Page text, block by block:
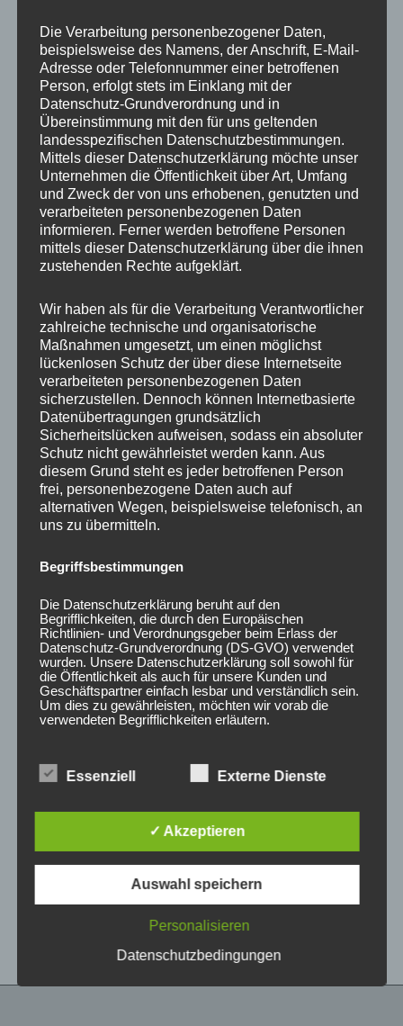
Lochzahl
Mittellochbohrung 74,1 mm
Nabenbohrung 74.1
PCD 114.3 mm
Traglast 850
Ähnliche Produkte
CONCAVER CVR1
19×8,5 ET40 5×112
Platinum Black
450,00€ *
Bewertet
mit
CONCAVER CVR1
19×8 ET40 5×112
Platinum Black
5
19×8,5 ET35 5×120
450,00€ *
19×8 ET40 5×112
Brushed Titanium
425,00€ *
Bewertet
von
5
Die Verarbeitung personenbezogener Daten,
beispielsweise des Namens, der Anschrift, E-Mail-
Adresse oder Telefonnummer einer betroffenen
Person, erfolgt stets im Einklang mit der
Datenschutz-Grundverordnung und in
Übereinstimmung mit den für uns geltenden
landesspezifischen Datenschutzbestimmungen.
Mittels dieser Datenschutzerklärung möchte unser
Unternehmen die Öffentlichkeit über Art, Umfang
und Zweck der von uns erhobenen, genutzten und
verarbeiteten personenbezogenen Daten
informieren. Ferner werden betroffene Personen
mittels dieser Datenschutzerklärung über die ihnen
zustehenden Rechte aufgeklärt.
Wir haben als für die Verarbeitung Verantwortlicher
zahlreiche technische und organisatorische
Maßnahmen umgesetzt, um einen möglichst
lückenlosen Schutz der über diese Internetseite
verarbeiteten personenbezogenen Daten
sicherzustellen. Dennoch können Internetbasierte
Datenübertragungen grundsätzlich
Sicherheitslücken aufweisen, sodass ein absoluter
Schutz nicht gewährleistet werden kann. Aus
diesem Grund steht es jeder betroffenen Person
frei, personenbezogene Daten auch auf
alternativen Wegen, beispielsweise telefonisch, an
uns zu übermitteln.
Begriffsbestimmungen
Die Datenschutzerklärung beruht auf den
Begrifflichkeiten, die durch den Europäischen
Richtlinien- und Verordnungsgeber beim Erlass der
Datenschutz-Grundverordnung (DS-GVO) verwendet
wurden. Unsere Datenschutzerklärung soll sowohl für
die Öffentlichkeit als auch für unsere Kunden und
Geschäftspartner einfach lesbar und verständlich sein.
Um dies zu gewährleisten, möchten wir vorab die
verwendeten Begrifflichkeiten erläutern.
Wir verwenden in dieser Datenschutzerklärung
unter anderem die folgenden Begriffe:
Personenbezogene Daten sind alle
identifizierbare natürliche Person (im Folgenden
wird eine natürliche Person angesehen, die
Essenziell Externe Dienste
✓ Akzeptieren
Auswahl speichern
Personalisieren
Datenschutzbedingungen